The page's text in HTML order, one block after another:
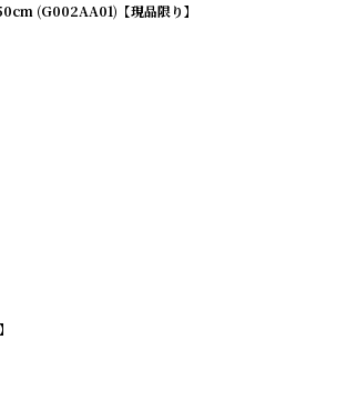
(G002AA01)【現品限り】